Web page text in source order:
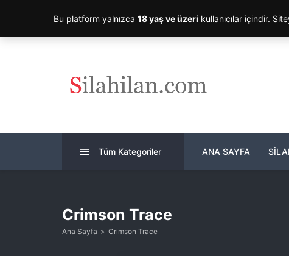
Tüm Kategoriler ANA SAYFA
Crimson Trace
Ana Sayfa Crimson Trace
Bu platform yalnızca 18 yaş ve üzeri kullanıcılar içindir.